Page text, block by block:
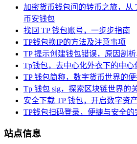
加密货币钱包间的转币之旅，从
币安钱包
找回 TP 钱包账号，一步步指南
TP钱包换IP的方法及注意事项
TP 提示创建钱包错误，原因剖
Tp钱包，去中心化外衣下的中心
TP 钱包简称，数字货币世界的
Tp 钱包 sig，探索区块链世界的
安全下载 TP 钱包，开启数字资
TP钱包扫码登录，便捷与安全的
站点信息